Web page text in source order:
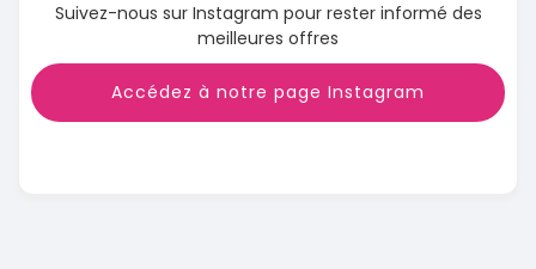
Suivez-nous sur Instagram pour rester informé des
meilleures offres
Accédez à notre page Instagram